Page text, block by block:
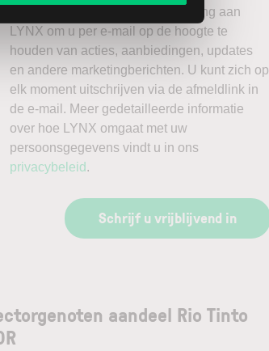
nieuwsbrieven, geeft u toestemming aan
LYNX om u per e-mail op de hoogte te
houden van acties, aanbiedingen, updates
en andere marketingberichten. U kunt zich op
elk moment uitschrijven via de afmeldlink in
de e-mail. Meer gedetailleerde informatie
over hoe LYNX omgaat met uw
persoonsgegevens vindt u in ons
privacybeleid .
Schrijf u vrijblijvend in
aandeel Rio Tinto